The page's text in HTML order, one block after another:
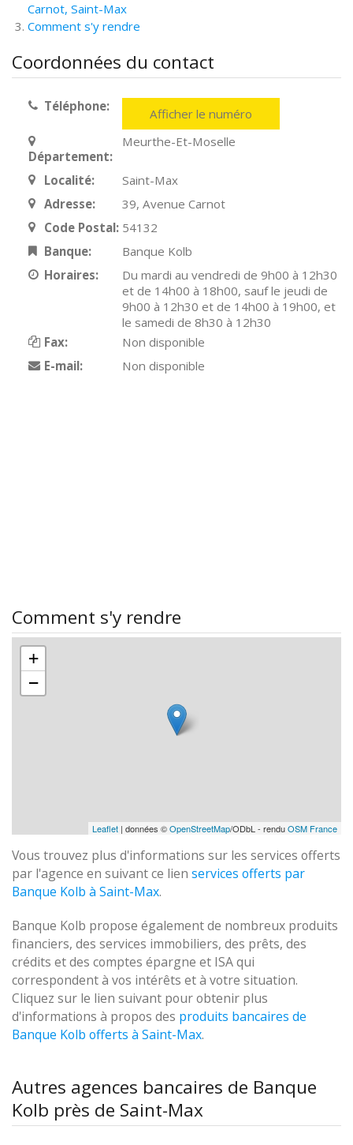
Carnot, Saint-Max
Comment s'y rendre
Coordonnées du contact
Téléphone: Afficher le numéro
Département:
Meurthe-Et-Moselle
Localité:
Saint-Max
Adresse:
39, Avenue Carnot
Code Postal: 54132
Banque:
Banque Kolb
Horaires:
Du mardi au vendredi de 9h00 à 12h30
et de 14h00 à 18h00, sauf le jeudi de
9h00 à 12h30 et de 14h00 à 19h00, et
le samedi de 8h30 à 12h30
Fax:
Non disponible
E-mail:
Non disponible
Comment s'y rendre
+
−
Leaflet | données ©OpenStreetMap/ODbL - renduOSM France
Vous trouvez plus d'informations sur les services offerts
par l'agence en suivant ce lien services offerts par
Banque Kolb à Saint-Max.
Banque Kolb propose également de nombreux produits
financiers, des services immobiliers, des prêts, des
crédits et des comptes épargne et ISA qui
correspondent à vos intérêts et à votre situation.
Cliquez sur le lien suivant pour obtenir plus
d'informations à propos des produits bancaires de
Banque Kolb offerts à Saint-Max.
Autres agences bancaires de Banque
Kolb près de Saint-Max